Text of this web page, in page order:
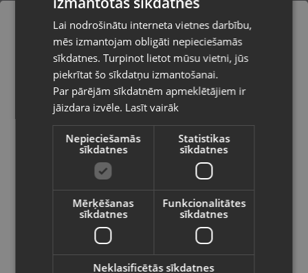
Dell K20A (K20A001)
Rīga, Jūrmalas gatve 30
Stāvoklis Mazlietots (Garantija 12 mēneši)
45.00€
Logitech QuickCam Express Plus
Pasūtījumi tiks piegādāti uz
izvēlēto valsti
Vietnes saturs būs attēlots izvēlētajā
valodā
Valsts
Latviešu / Latvian
RUSSIAN
Lai nodrošinātu interneta vietnes darbību,
mēs izmantojam obligāti nepieciešamās
sīkdatnes. Turpinot lietot mūsu vietni, jūs
piekrītat šo sīkdatņu izmantošanai.
Par pārējām sīkdatnēm apmeklētājiem ir
jāizdara izvēle. Lasīt vairāk
Nepieciešamās
sīkdatnes
Statistikas
sīkdatnes
Mērķēšanas
sīkdatnes
Funkcionalitātes
sīkdatnes
Neklasificētās sīkdatnes